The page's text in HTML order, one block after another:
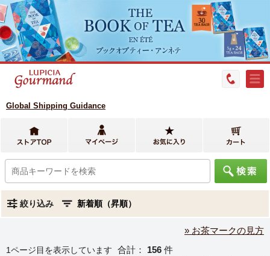
Global Shipping Guidance
絞り込み
» お茶マークの見方
1ページ目を表示しています 合計： 156 件